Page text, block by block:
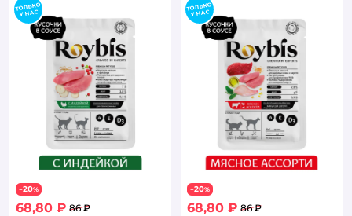
−20%
68,80 ₽ 86 ₽
−20%
68,80 ₽ 86 ₽